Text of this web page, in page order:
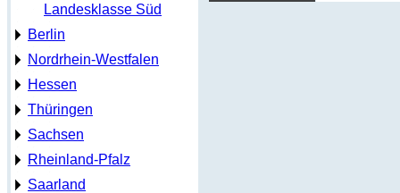
Landesklasse Süd
Berlin
Nordrhein-Westfalen
Hessen
Thüringen
Sachsen
Rheinland-Pfalz
Saarland